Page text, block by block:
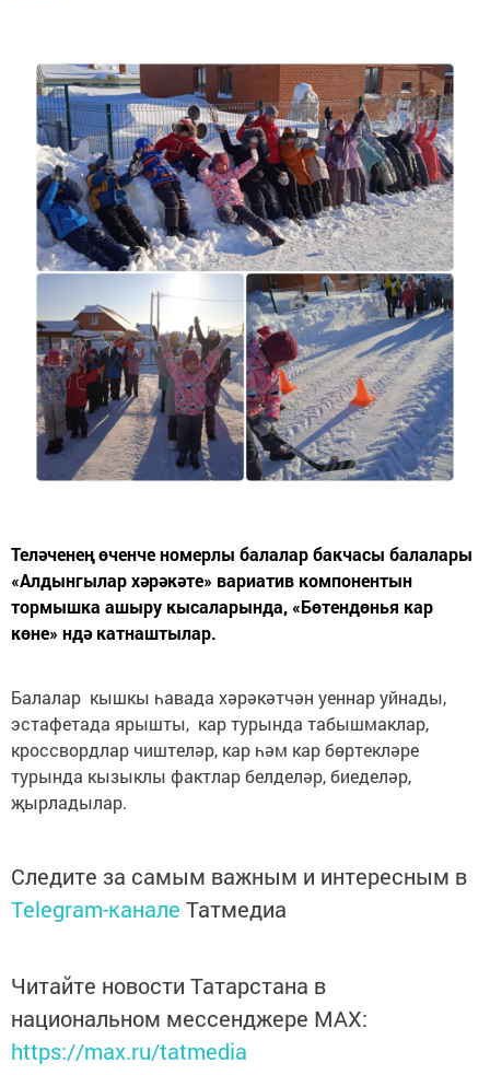
Теләченең өченче номерлы балалар бакчасы балалары
«Алдынгылар хәрәкәте» вариатив компонентын
тормышка ашыру кысаларында, «Бөтендөнья кар
көне» ндә катнаштылар.
Балалар кышкы һавада хәрәкәтчән уеннар уйнады,
эстафетада ярышты, кар турында табышмаклар,
кроссвордлар чиштеләр, кар һәм кар бөртекләре
турында кызыклы фактлар белделәр, биеделәр,
җырладылар.
Следите за самым важным и интересным в
Telegram-канале Татмедиа
Читайте новости Татарстана в
национальном мессенджере MАХ:
https://max.ru/tatmedia